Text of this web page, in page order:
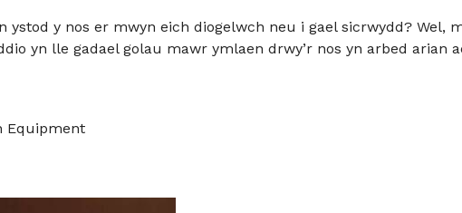
ystod y nos er mwyn eich diogelwch neu i gael sicrwydd? Wel,
yn lle gadael golau mawr ymlaen drwy’r nos yn arbed arian
Equipment